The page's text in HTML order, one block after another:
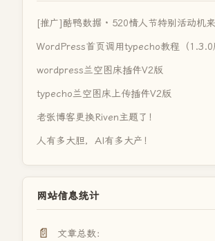
[推广]酷鸭数据 · 520情人节特别活动机来
WordPress首页调用typecho教程（1.3.0
wordpress兰空图床插件V2版
typecho兰空图床上传插件V2版
老张博客更换Riven主题了！
人有多大胆，AI有多大产！
网站信息统计
📄 文章总数：